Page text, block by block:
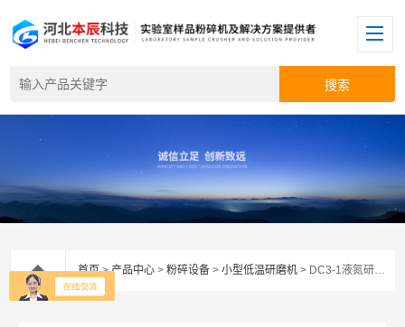
首页>产品中心 >粉碎设备 >小型低温研磨机 > DC3-1液氮研磨机